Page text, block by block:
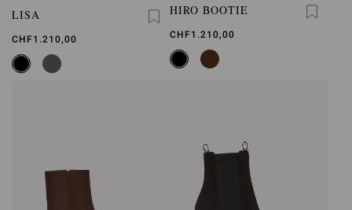
LISA
CHF1.210,00
HIRO BOOTIE
CHF1.210,00